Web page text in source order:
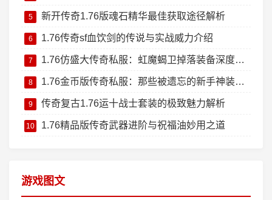
5 新开传奇1.76版魂石精华最佳获取途径解析
6 1.76传奇sf血饮剑的传说与实战威力介绍
7 1.76仿盛大传奇私服：虹魔蝎卫掉落装备深度测评
8 1.76金币版传奇私服：那些被遗忘的新手神装回忆杀
9 传奇复古1.76运十战士套装的极致魅力解析
10 1.76精品版传奇武器进阶与祝福油妙用之道
游戏图文